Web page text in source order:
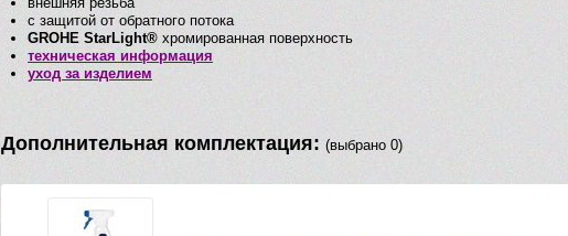
с защитой от обратного потока
GROHE StarLight® хромированная поверхность
техническая информация
уход за изделием
Дополнительная комплектация: (выбрано 0)